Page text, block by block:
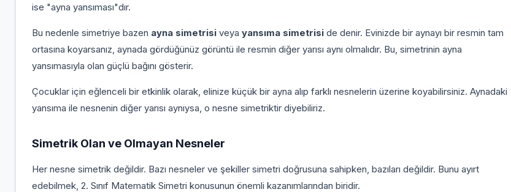
ise "ayna yansıması"dır.
Bu nedenle simetriye bazen ayna simetrisiveya yansıma simetriside denir. Evinizde bir aynayı bir resmin tam
ortasına koyarsanız, aynada gördüğünüz görüntü ile resmin diğer yarısı aynı olmalıdır. Bu, simetrinin ayna
yansımasıyla olan güçlü bağını gösterir.
Çocuklar için eğlenceli bir etkinlik olarak, elinize küçük bir ayna alıp farklı nesnelerin üzerine koyabilirsiniz. Aynadaki
yansıma ile nesnenin diğer yarısı aynıysa, o nesne simetriktir diyebiliriz.
Simetrik Olan ve Olmayan Nesneler
Her nesne simetrik değildir. Bazı nesneler ve şekiller simetri doğrusuna sahipken, bazıları değildir. Bunu ayırt
edebilmek, 2. Sınıf Matematik Simetri konusunun önemli kazanımlarından biridir.